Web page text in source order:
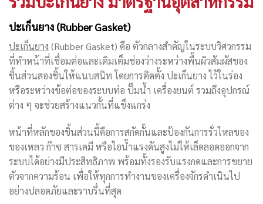
ปะเก็นยาง (Rubber Gasket)
ปะเก็นยาง (Rubber Gasket) คือ ตัวกลางสำคัญในระบบวิศวกรรม
ที่ทำหน้าที่เชื่อมต่อและเติมเต็มช่องว่างระหว่างพื้นผิวสัมผัสของ
ชิ้นส่วนสองชิ้นให้แนบสนิท โดยการติดตั้ง ปะเก็นยาง ไว้ในร่อง
หรือระหว่างข้อต่อของระบบท่อ ปั๊มน้ำ เครื่องยนต์ รวมถึงอุปกรณ์
ต่าง ๆ จะช่วยสร้างแนวกั้นที่แข็งแกร่ง
หน้าที่หลักของชิ้นส่วนนี้คือการสกัดกั้นและป้องกันการรั่วไหลของ
ของเหลว ก๊าซ สารเคมี หรือไอน้ำแรงดันสูงไม่ให้เล็ดลอดออกจาก
ระบบได้อย่างมีประสิทธิภาพ พร้อมทั้งรองรับแรงกดและการขยาย
ตัวจากความร้อน เพื่อให้ทุกการทำงานของเครื่องจักรดำเนินไป
อย่างปลอดภัยและราบรื่นที่สุด